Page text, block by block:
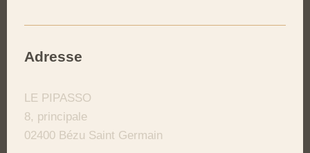
Adresse
LE PIPASSO
8, principale
02400 Bézu Saint Germain